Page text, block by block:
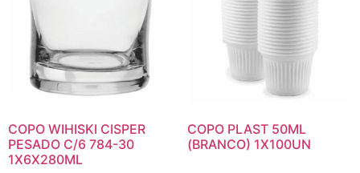
COPO WIHISKI CISPER
PESADO C/6 784-30
1X6X280ML
COPO PLAST 50ML
(BRANCO) 1X100UN